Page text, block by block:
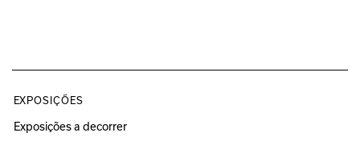
EXPOSIÇÕES
Exposições a decorrer